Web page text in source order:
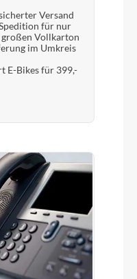
Versand
für nur
Vollkarton
im Umkreis
E-Bikes für 399,-